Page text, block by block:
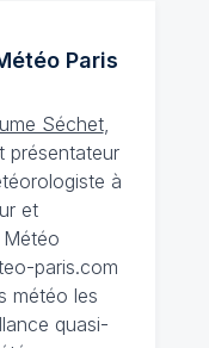
Paris
Séchet,
présentateur
à
et
paris.com
météo les
quasi-